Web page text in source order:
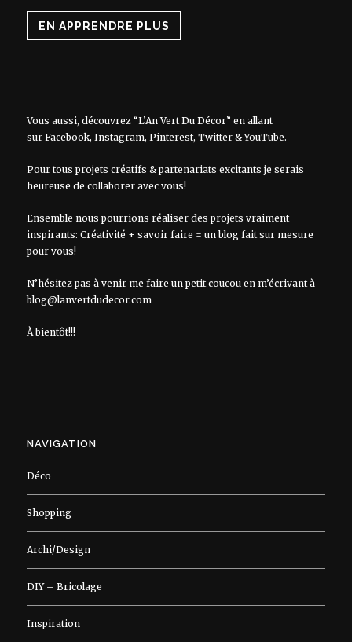
EN APPRENDRE PLUS
Vous aussi, découvrez “L’An Vert Du Décor” en allant
sur Facebook, Instagram, Pinterest, Twitter&YouTube.
Pour tous projets créatifs & partenariats excitants je serais
heureuse de collaborer avec vous!
Ensemble nous pourrions réaliser des projets vraiment
inspirants: Créativité + savoir faire = un blog fait sur mesure
pour vous!
N’hésitez pas à venir me faire un petit coucou en m’écrivant à
blog@lanvertdudecor.com
À bientôt!!!
NAVIGATION
Déco
Shopping
Archi/Design
DIY – Bricolage
Inspiration